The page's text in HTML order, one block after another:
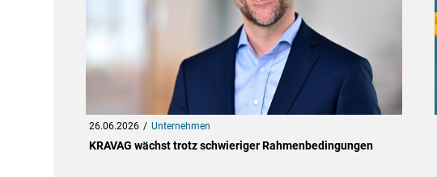
26.06.2026 Unternehmen
KRAVAG wächst trotz schwieriger Rahmenbedingungen